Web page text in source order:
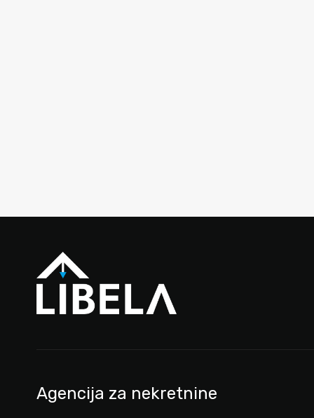
Agencija za nekretnine